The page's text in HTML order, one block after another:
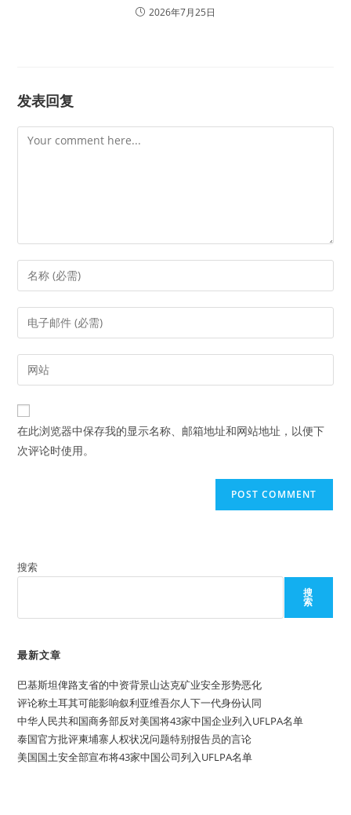
2026年7月25日
发表回复
Comment
Enter
your
name
comment
Enter
your
email
address
comment
Enter
your
website
URL
(optional)
在此浏览器中保存我的显示名称、邮箱地址和网站地址，以便下
次评论时使用。
搜索
搜
索
最新文章
巴基斯坦俾路支省的中资背景山达克矿业安全形势恶化
评论称土耳其可能影响叙利亚维吾尔人下一代身份认同
中华人民共和国商务部反对美国将43家中国企业列入UFLPA名单
泰国官方批评柬埔寨人权状况问题特别报告员的言论
美国国土安全部宣布将43家中国公司列入UFLPA名单